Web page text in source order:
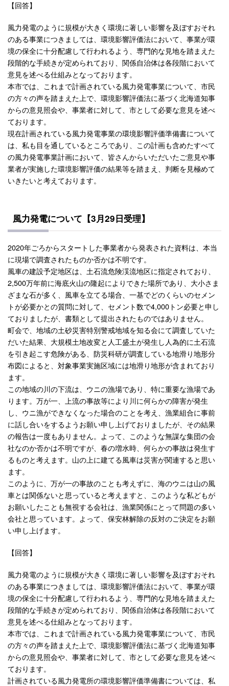
【回答】
風力発電のように規模が大きく環境に著しい影響を及ぼすおそれ
のある事業につきましては、環境影響評価法において、事業が環
境の保全に十分配慮して行われるよう、専門的な見地を踏まえた
段階的な手続きが定められており、関係自治体は各段階において
意見を述べる仕組みとなっております。
本市では、これまで計画されている風力発電事業について、市民
の方々の声を踏まえた上で、環境影響評価法に基づく北海道知事
からの意見照会や、事業者に対して、市として必要な意見を述べ
ております。
現在計画されている風力発電事業の環境影響評価準備書について
は、私も目を通しているところであり、この計画も含めたすべて
の風力発電事業計画において、皆さんからいただいたご意見や事
業者が実施した環境影響評価の結果等を踏まえ、判断を見極めて
いきたいと考えております。
風力発電について【3月29日受理】
2020年ごろからスタートした事業者から発表された資料は、本当
に現場で調査されたものか否かは不明です。
風車の建設予定地区は、土石流危険渓流地区に指定されており、
2,500万年前に海底火山の隆起によりできた場所であり、大小さま
ざまな石が多く、風車を立てる場合、一基でどのくらいのセメン
トが必要かとの質問に対して、セメント数で4,000トン必要と申し
ておりましたが、書類として提出されたものではありません。
町会で、地域の土砂災害特別警戒地域を知る会にて調査していた
だいた結果、大規模土地改変と人工盛土が発生し人為的に土石流
を引き起こす危険がある、防災科研が調査している地滑り地形分
布図によると、対象事業実施区域には地滑り地形が含まれており
ます。
この地域の川の下流は、ウニの漁場であり、特に重要な漁場であ
ります。万が一、上流の事故等により川に何らかの障害が発生
し、ウニ漁ができなくなった場合のことを考え、漁業組合に事前
に話し合いをするようお願い申し上げておりましたが、その結果
の報告は一度もありません。よって、このような無謀な集団の会
社なのか否かは不明ですが、春の増水時、何らかの事故は発生す
るものと考えます。山の上に建てる風車は災害が関連すると思い
ます。
このように、万が一の事故のことも考えずに、海のウニは山の風
車とは関係ないと思っていると考えますと、このような私どもが
お願いしたことも無視する会社は、漁業関係にとって問題の多い
会社と思っています。よって、保安林解除の反対のご決定をお願
い申し上げます。
【回答】
風力発電のように規模が大きく環境に著しい影響を及ぼすおそれ
のある事業につきましては、環境影響評価法において、事業が環
境の保全に十分配慮して行われるよう、専門的な見地を踏まえた
段階的な手続きが定められており、関係自治体は各段階において
意見を述べる仕組みとなっております。
本市では、これまで計画されている風力発電事業について、市民
の方々の声を踏まえた上で、環境影響評価法に基づく北海道知事
からの意見照会や、事業者に対して、市として必要な意見を述べ
ております。
計画されている風力発電所の環境影響評価準備書については、私